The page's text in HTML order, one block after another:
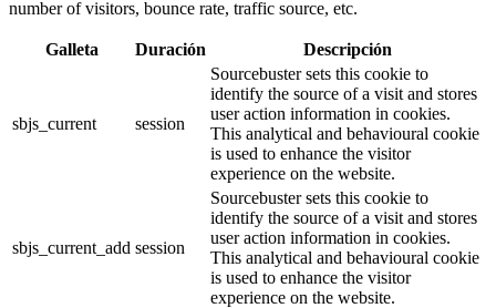
number of visitors, bounce rate, traffic source, etc.
Galleta Duración Descripción
sbjs_current session
Sourcebuster sets this cookie to
identify the source of a visit and stores
user action information in cookies.
This analytical and behavioural cookie
is used to enhance the visitor
experience on the website.
sbjs_current_add session
Sourcebuster sets this cookie to
identify the source of a visit and stores
user action information in cookies.
This analytical and behavioural cookie
is used to enhance the visitor
experience on the website.